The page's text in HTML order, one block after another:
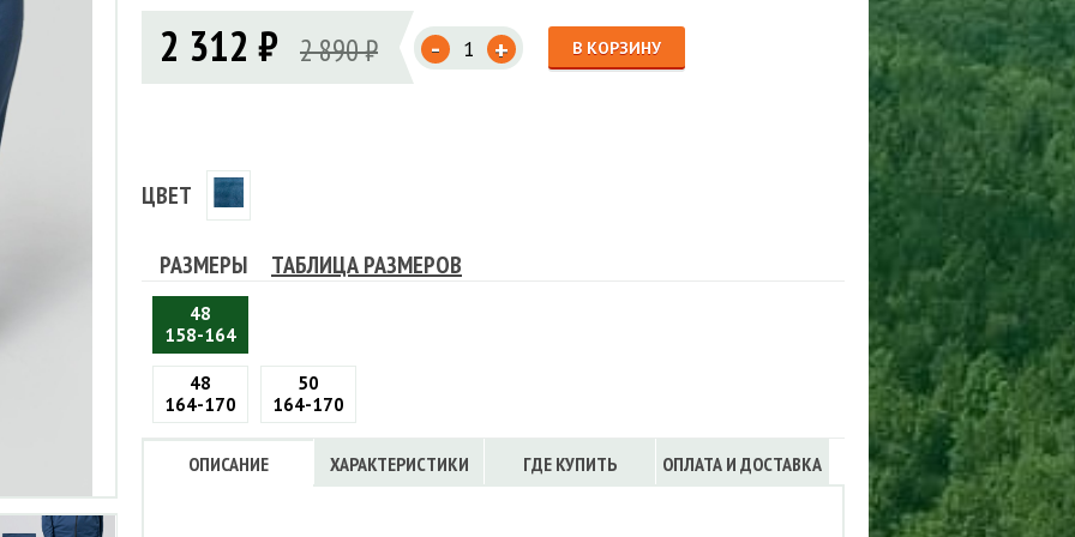
ОДЕЖДА
Куртки мембранные
Брюки мембранные
Флисовые брюки
Флисовые кофты
ЖИЛЕТЫ
ТРУСЫ
ЮБКИ, ПЛАТЬЯ
ОЧКИ
КЕМПИНГОВАЯ МЕБЕЛЬ
КОБУРЫ, ЧЕХЛЫ, РЕМНИ
КобурыОбложки, сумки
2 312 ₽ 2 890 ₽ - + В КОРЗИНУ
ЦВЕТ
РАЗМЕРЫ ТАБЛИЦА РАЗМЕРОВ
48
158-164
48
164-170
50
164-170
ОПИСАНИЕ ХАРАКТЕРИСТИКИ ГДЕ КУПИТЬ ОПЛАТА И ДОСТАВКА